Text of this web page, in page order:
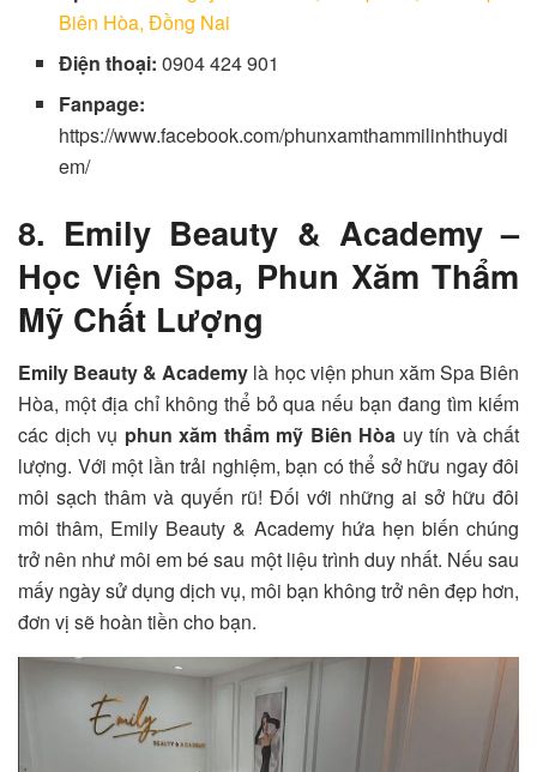
Biên Hòa, Đồng Nai
Điện thoại:0904 424 901
Fanpage:
https://www.facebook.com/phunxamthammilinhthuydi
em/
8. Emily Beauty & Academy –
Học Viện Spa, Phun Xăm Thẩm
Mỹ Chất Lượng
Emily Beauty & Academy là học viện phun xăm Spa Biên
Hòa, một địa chỉ không thể bỏ qua nếu bạn đang tìm kiếm
các dịch vụ phun xăm thẩm mỹ Biên Hòa uy tín và chất
lượng. Với một lần trải nghiệm, bạn có thể sở hữu ngay đôi
môi sạch thâm và quyến rũ! Đối với những ai sở hữu đôi
môi thâm, Emily Beauty & Academy hứa hẹn biến chúng
trở nên như môi em bé sau một liệu trình duy nhất. Nếu sau
mấy ngày sử dụng dịch vụ, môi bạn không trở nên đẹp hơn,
đơn vị sẽ hoàn tiền cho bạn.